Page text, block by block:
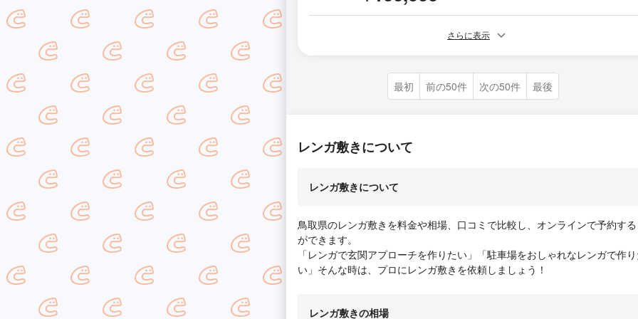
さらに表示
最初 前の50件 次の50件 最後
レンガ敷きについて
レンガ敷きについて
鳥取県のレンガ敷きを料金や相場、口コミで比較し、オンラインで予約す
ができます。
「レンガで玄関アプローチを作りたい」「駐車場をおしゃれなレンガで作
い」そんな時は、プロにレンガ敷きを依頼しましょう！
レンガ敷きの相場